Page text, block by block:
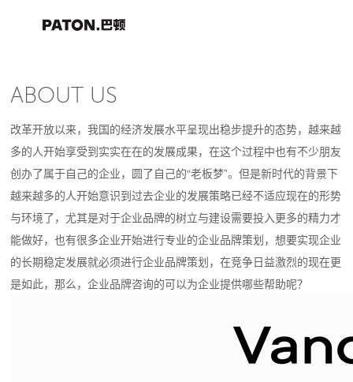
ABOUT US
改革开放以来，我国的经济发展水平呈现出稳步提升的态势，越来越
多的人开始享受到实实在在的发展成果，在这个过程中也有不少朋友
创办了属于自己的企业，圆了自己的“老板梦”。但是新时代的背景下
越来越多的人开始意识到过去企业的发展策略已经不适应现在的形势
与环境了，尤其是对于企业品牌的树立与建设需要投入更多的精力才
能做好，也有很多企业开始进行专业的企业品牌策划，想要实现企业
的长期稳定发展就必须进行企业品牌策划，在竞争日益激烈的现在更
是如此，那么，企业品牌咨询的可以为企业提供哪些帮助呢？